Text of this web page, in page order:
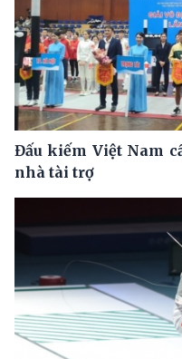
Đấu kiếm Việt Nam
nhà tài trợ